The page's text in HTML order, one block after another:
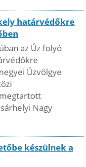
határvédőkre
az Úz folyó
Úzvölgye
Nagy
készülnek a